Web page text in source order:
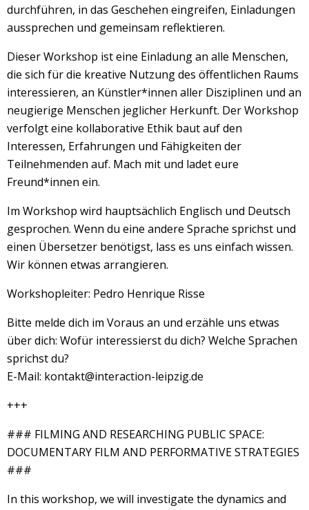
durchführen, in das Geschehen eingreifen, Einladungen
aussprechen und gemeinsam reflektieren.
Dieser Workshop ist eine Einladung an alle Menschen,
die sich für die kreative Nutzung des öffentlichen Raums
interessieren, an Künstler*innen aller Disziplinen und an
neugierige Menschen jeglicher Herkunft. Der Workshop
verfolgt eine kollaborative Ethik baut auf den
Interessen, Erfahrungen und Fähigkeiten der
Teilnehmenden auf. Mach mit und ladet eure
Freund*innen ein.
Im Workshop wird hauptsächlich Englisch und Deutsch
gesprochen. Wenn du eine andere Sprache sprichst und
einen Übersetzer benötigst, lass es uns einfach wissen.
Wir können etwas arrangieren.
Workshopleiter: Pedro Henrique Risse
Bitte melde dich im Voraus an und erzähle uns etwas
über dich: Wofür interessierst du dich? Welche Sprachen
sprichst du?
E-Mail: kontakt@interaction-leipzig.de
+++
### FILMING AND RESEARCHING PUBLIC SPACE:
DOCUMENTARY FILM AND PERFORMATIVE STRATEGIES
###
In this workshop, we will investigate the dynamics and